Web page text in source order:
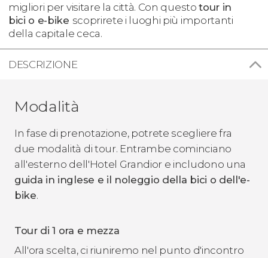
migliori per visitare la città. Con questotour in
bici o e-bike scoprirete i luoghi più importanti
della capitale ceca.
DESCRIZIONE
Modalità
In fase di prenotazione, potrete scegliere fra
due modalità di tour. Entrambe cominciano
all'esterno dell'Hotel Grandior e includono una
guida in inglese e il noleggio della bici o dell'e-
bike.
Tour di 1 ora e mezza
All'ora scelta, ci riuniremo nel punto d'incontro